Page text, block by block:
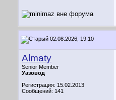
02.08.2026, 19:10
Almaty
Senior Member
Уазовод
Регистрация: 15.02.2013
Сообщений: 141